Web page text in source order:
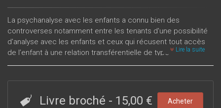
La psychanalyse avec les enfants a connu bien des
controverses notamment entre les tenants d'une possibilité
d'analyse avec les enfants et ceux qui récusent tout accès
de l’enfant à une relation transférentielle de type
psychanalytique. Controverses également entre ceux qui
Aujourd’hui la psychanalyse est largement entrée dans de
Lire la suite
Livre broché - 15,00 € Acheter